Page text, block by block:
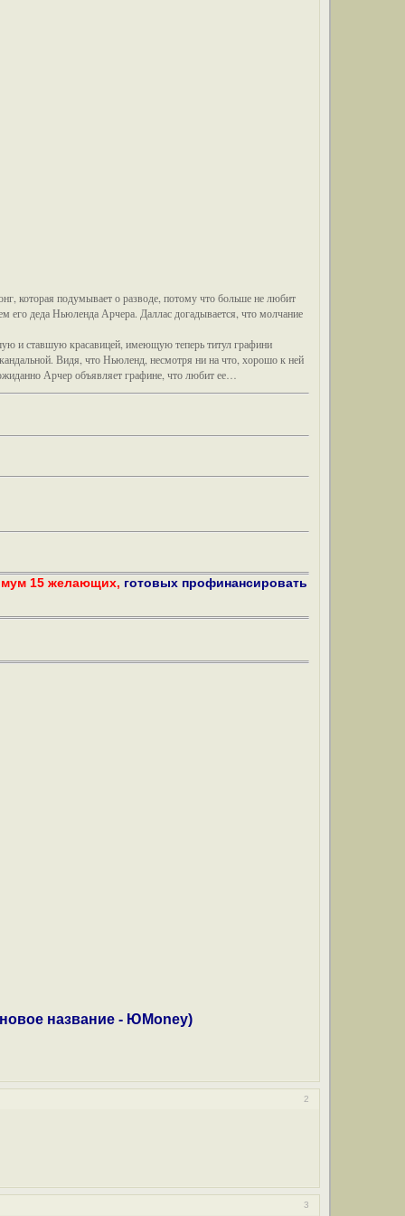
которая подумывает о разводе, потому что больше не любит
его деда Ньюленда Арчера. Даллас догадывается, что молчание
и ставшую красавицей, имеющую теперь титул графини
Видя, что Ньюленд, несмотря ни на что, хорошо к ней
Арчер объявляет графине, что любит ее…
15 желающих, готовых профинансировать
название - ЮMoney)
2
3